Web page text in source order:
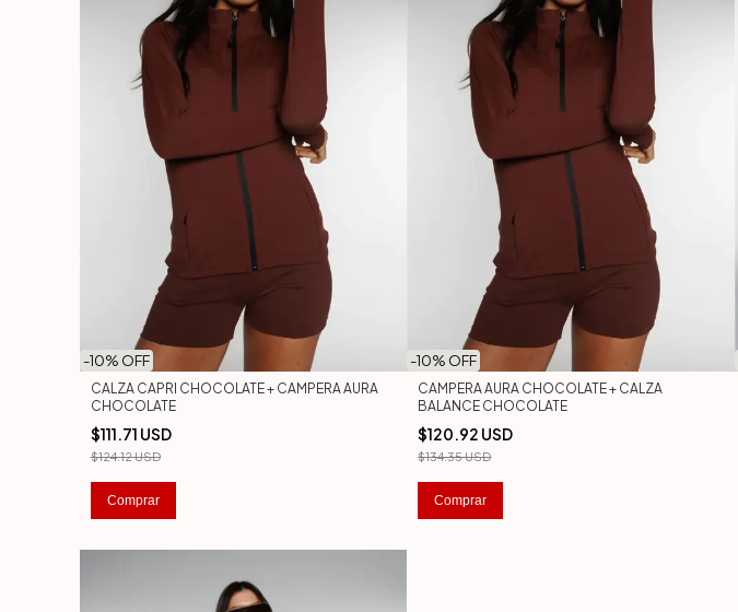
-10% OFF
CALZA CAPRI CHOCOLATE + CAMPERA AURA
CHOCOLATE
$111.71 USD
$124.12 USD
Comprar
-10% OFF
CAMPERA AURA CHOCOLATE + CALZA
BALANCE CHOCOLATE
$120.92 USD
$134.35 USD
Comprar